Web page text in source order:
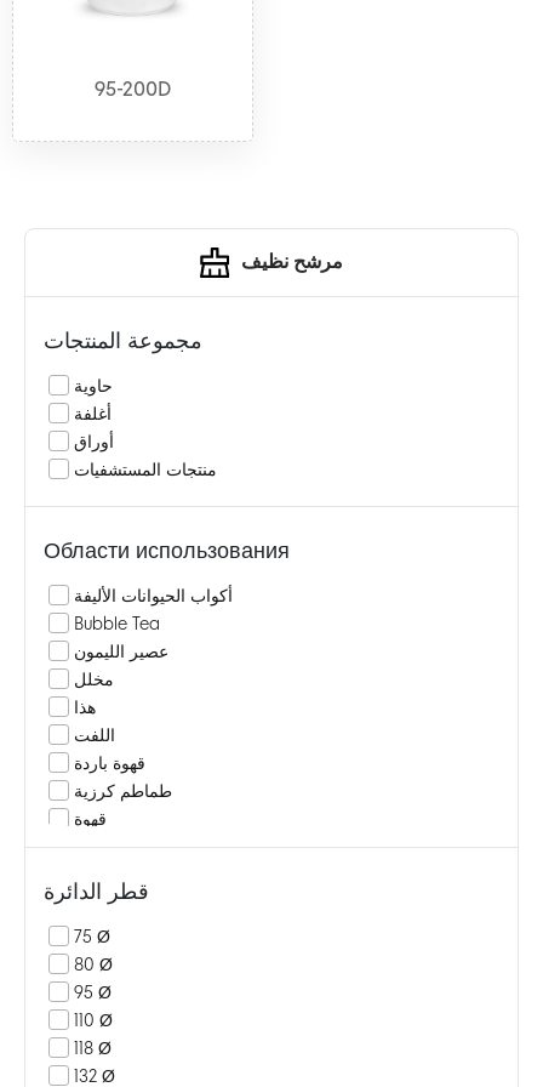
مرشح نظيف
مجموعة المنتجات
حاوية
أغلفة
أوراق
منتجات المستشفيات
Области использования
أكواب الحيوانات الأليفة
Bubble Tea
عصير الليمون
مخلل
هذا
اللفت
قهوة باردة
طماطم كرزية
قهوة
اللبن المخفوق
شعر البنات
دراجي كاندي
زبادي الفواكه
كوكتيل
كاتشب، مايونيز
مربى
سحق
قطر الدائرة
75 Ø
80 Ø
95 Ø
110 Ø
118 Ø
132 Ø
95-200D